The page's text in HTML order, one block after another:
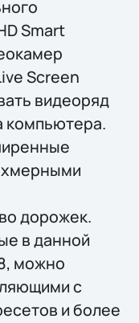
Smart
Screen
видеоряд
компьютера.
дорожек.
в данной
можно
с
и более